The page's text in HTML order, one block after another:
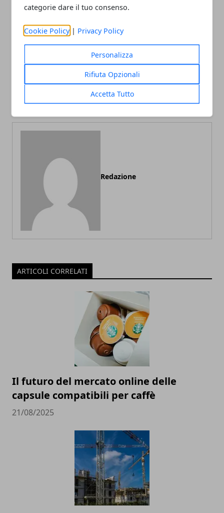
categorie dare il tuo consenso.
Cookie Policy | Privacy Policy
Personalizza
Rifiuta Opzionali
Accetta Tutto
Qualità, miscela e
valutare prima di scegliere
L’impatto visivo che lascia il
segno: come progettare lo
spazio per il tuo prossimo
Redazione
ARTICOLI CORRELATI
Il futuro del mercato online delle
capsule compatibili per caffè
21/08/2025